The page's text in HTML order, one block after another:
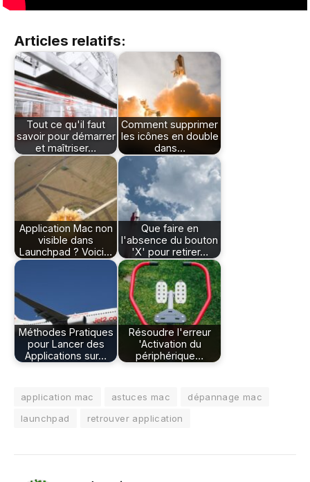
Articles relatifs:
Tout ce qu'il faut
savoir pour démarrer
et maîtriser…
Comment supprimer
les icônes en double
dans…
Application Mac non
visible dans
Launchpad ? Voici…
Que faire en
l'absence du bouton
'X' pour retirer…
Méthodes Pratiques
pour Lancer des
Applications sur…
Résoudre l'erreur
'Activation du
périphérique…
application mac astuces mac
dépannage mac
launchpad
retrouver application